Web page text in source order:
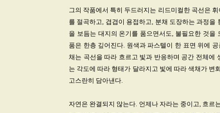
그의 작품에서 특히 두드러지는 리드미컬한 곡선은
를 절곡하고, 겹겹이 용접하고, 분채 도장하는 과정
을 보듬는 대지의 온기를 품으면서도, 불필요한 것
품은 한층 깊어진다. 원색과 파스텔이 한 표면 위에
채는 곡선을 따라 흐르고 빛과 반응하며 공간 전체에
는 각도에 따라 형태가 달라지고 빛에 따라 색채가
고스란히 담아낸다.
자연은 완결되지 않는다. 언제나 자라는 중이고, 흐르